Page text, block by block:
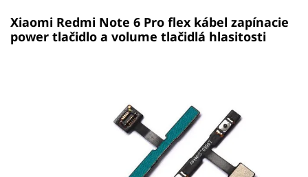
Xiaomi Redmi Note 6 Pro flex kábel zapínacie
power tlačidlo a volume tlačidlá hlasitosti